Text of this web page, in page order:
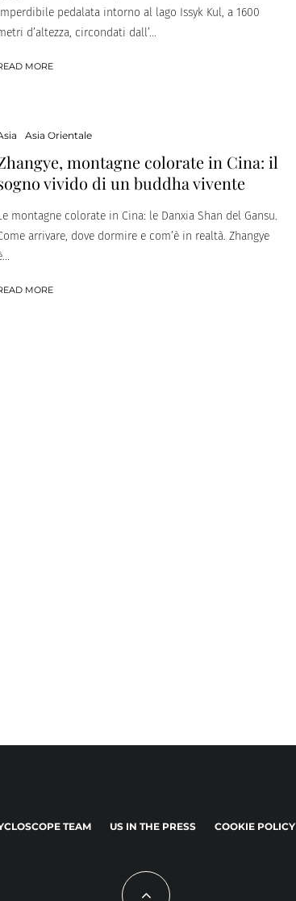
pedalata intorno al lago Issyk Kul, a 1600
d’altezza, circondati dall’...
MORE
mare prosciugato
Asia Orientale
montagne colorate in Cina: il
vivido di un buddha vivente
montagne colorate in Cina: le Danxia Shan del Gansu.
arrivare, dove dormire e com’è in realtà. Zhangye
MORE
TEAM US IN THE PRESS COOKIE POLICY